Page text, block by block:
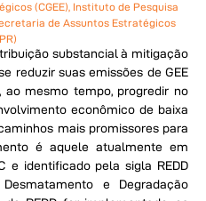
(CGEE), Instituto de Pesquisa
de Assuntos Estratégicos
substancial à mitigação
reduzir suas emissões de GEE
mesmo tempo, progredir no
econômico de baixa
mais promissores para
é aquele atualmente em
e identificado pela sigla REDD
e Degradação